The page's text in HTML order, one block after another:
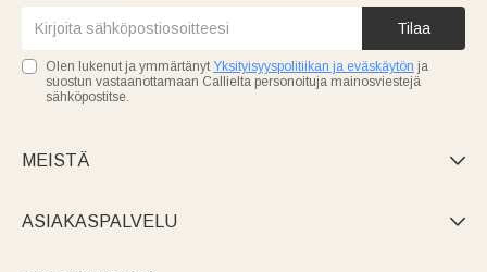
Tilaa
Olen lukenut ja ymmärtänyt Yksityisyyspolitiikan ja eväskäytön ja
suostun vastaanottamaan Callielta personoituja mainosviestejä
sähköpostitse.
MEISTÄ 
ASIAKASPALVELU 